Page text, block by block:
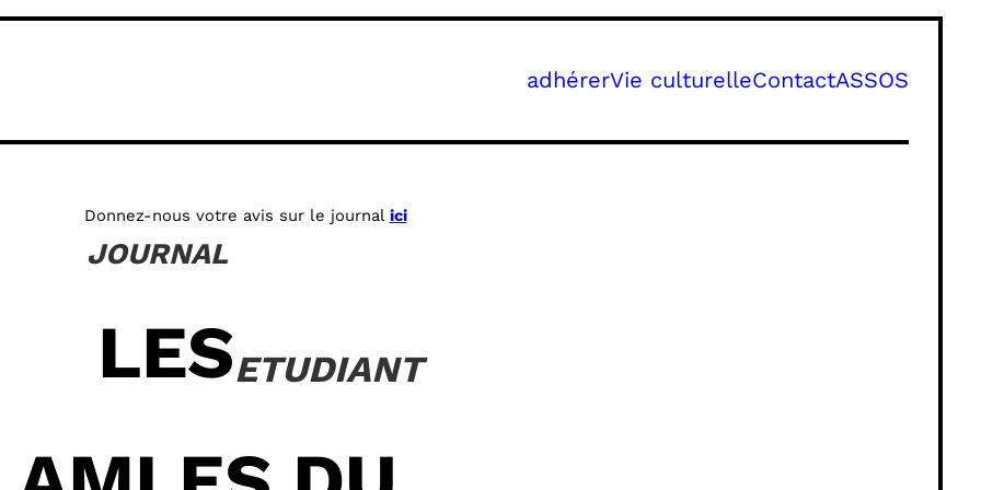
adhérerVie culturelleContactASSOS
Donnez-nous votre avis sur le journal ici
JOURNAL
LESETUDIANT